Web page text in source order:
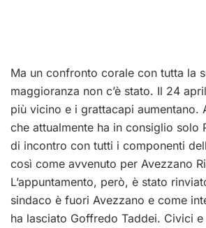
Ma un confronto corale con tutta la
maggioranza non c’è stato. Il 24
più vicino e i grattacapi aumentano.
che attualmente ha in consiglio solo
di incontro con tutti i componenti
così come avvenuto per Avezzano
L’appuntamento, però, è stato
sindaco è fuori Avezzano e come
ha lasciato Goffredo Taddei. Civici